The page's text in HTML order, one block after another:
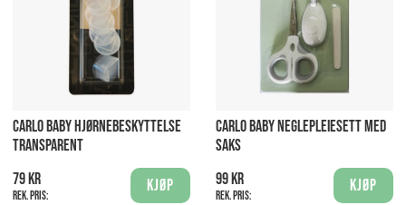
CARLO BABY HJØRNEBESKYTTELSE
TRANSPARENT
79 kr
Rek. pris:
Kjøp
CARLO BABY NEGLEPLEIESETT MED
SAKS
99 kr
Rek. pris:
Kjøp